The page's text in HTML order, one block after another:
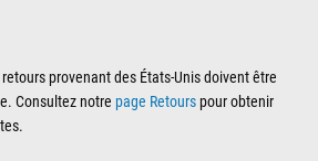
provenant des États-Unis doivent être
Consultez notre page Retours pour obtenir